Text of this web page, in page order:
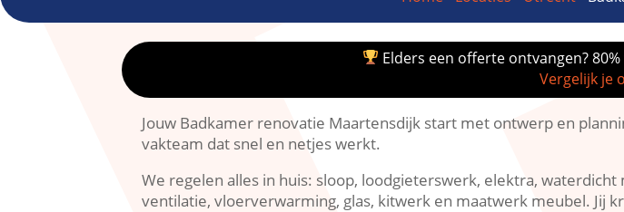
Elders een offerte ontvangen?
Vergelijk je
Jouw Badkamer renovatie Maartensdijk start met ontwerp en
vakteam dat snel en netjes werkt.​
We regelen alles in huis: sloop, loodgieterswerk, elektra,
ventilatie, vloerverwarming, glas, kitwerk en maatwerk meubel.​ Jij